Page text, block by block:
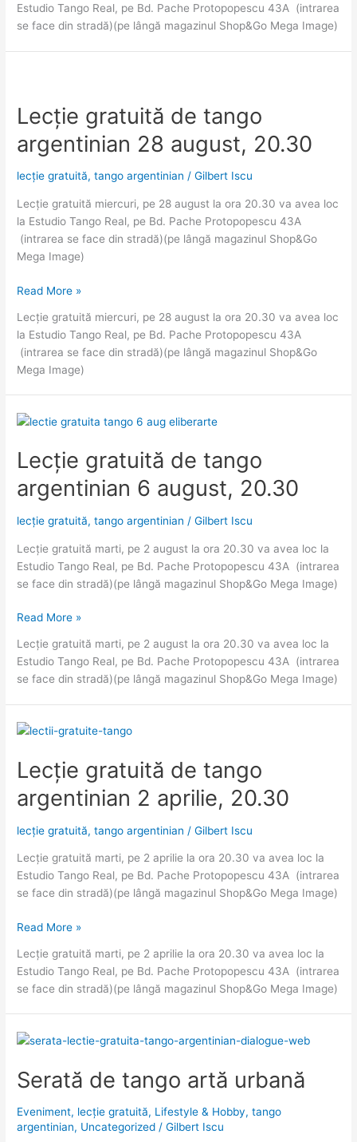
tango
argentinian
14
Estudio Tango Real, pe Bd. Pache Protopopescu 43A (intrarea
se face din stradă)(pe lângă magazinul Shop&Go Mega Image)
Lecție gratuită de tango
argentinian 28 august, 20.30
lecție gratuită,tango argentinian /Gilbert Iscu
Lecție gratuită miercuri, pe 28 august la ora 20.30 va avea loc
la Estudio Tango Real, pe Bd. Pache Protopopescu 43A
(intrarea se face din stradă)(pe lângă magazinul Shop&Go
Mega Image)
Lecție
de
tango
argentinian
28
august,
20.30
Read More »
Lecție gratuită miercuri, pe 28 august la ora 20.30 va avea loc
la Estudio Tango Real, pe Bd. Pache Protopopescu 43A
(intrarea se face din stradă)(pe lângă magazinul Shop&Go
Mega Image)
Lecție gratuită de tango
argentinian 6 august, 20.30
lecție gratuită,tango argentinian /Gilbert Iscu
Lecție gratuită marti, pe 2 august la ora 20.30 va avea loc la
Estudio Tango Real, pe Bd. Pache Protopopescu 43A (intrarea
se face din stradă)(pe lângă magazinul Shop&Go Mega Image)
Lecție
de
tango
argentinian
6
august,
20.30
Read More »
Lecție gratuită marti, pe 2 august la ora 20.30 va avea loc la
Estudio Tango Real, pe Bd. Pache Protopopescu 43A (intrarea
se face din stradă)(pe lângă magazinul Shop&Go Mega Image)
Lecție gratuită de tango
argentinian 2 aprilie, 20.30
lecție gratuită,tango argentinian /Gilbert Iscu
Lecție gratuită marti, pe 2 aprilie la ora 20.30 va avea loc la
Estudio Tango Real, pe Bd. Pache Protopopescu 43A (intrarea
se face din stradă)(pe lângă magazinul Shop&Go Mega Image)
Lecție
de
tango
argentinian
2
aprilie,
20.30
Read More »
Lecție gratuită marti, pe 2 aprilie la ora 20.30 va avea loc la
Estudio Tango Real, pe Bd. Pache Protopopescu 43A (intrarea
se face din stradă)(pe lângă magazinul Shop&Go Mega Image)
Serată de tango artă urbană
Eveniment, lecție gratuită, Lifestyle & Hobby,tango
argentinian, Uncategorized /Gilbert Iscu